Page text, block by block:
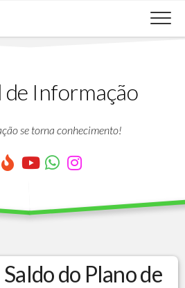
de Informação
se torna conhecimento!
do Plano de